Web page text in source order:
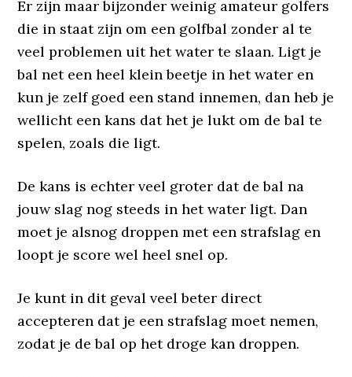
Er zijn maar bijzonder weinig amateur golfers
die in staat zijn om een golfbal zonder al te
veel problemen uit het water te slaan. Ligt je
bal net een heel klein beetje in het water en
kun je zelf goed een stand innemen, dan heb je
wellicht een kans dat het je lukt om de bal te
spelen, zoals die ligt.
De kans is echter veel groter dat de bal na
jouw slag nog steeds in het water ligt. Dan
moet je alsnog droppen met een strafslag en
loopt je score wel heel snel op.
Je kunt in dit geval veel beter direct
accepteren dat je een strafslag moet nemen,
zodat je de bal op het droge kan droppen.